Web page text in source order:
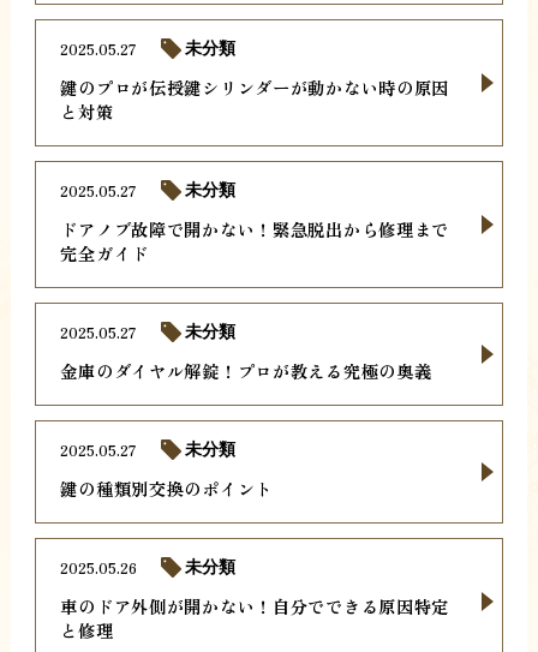
鍵のプロが伝授鍵シリンダーが動かない時の原因
と対策
2025.05.27 未分類
ドアノブ故障で開かない！緊急脱出から修理まで
完全ガイド
2025.05.27 未分類
金庫のダイヤル解錠！プロが教える究極の奥義
2025.05.27 未分類
鍵の種類別交換のポイント
2025.05.27 未分類
車のドア外側が開かない！自分でできる原因特定
と修理
2025.05.26 未分類